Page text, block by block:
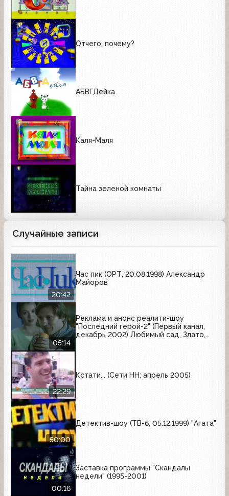
Отчего, почему?
АБВГДейка
Каля-Маля
Тайна зеленой комнаты
Случайные записи
20:42
Час пик (ОРТ, 20.08.1998) Александр
Майоров
05:14
Реклама и анонс реалити-шоу
"Последний герой-2" (Первый канал,
декабрь 2002) Любимый сад, Злато,
22:29
Кстати... (Сети НН; апрель 2005)
50:00
Детектив-шоу (ТВ-6, 05.12.1999) "Агата"
00:16
Заставка программы "Скандалы
недели" (1995-2001)